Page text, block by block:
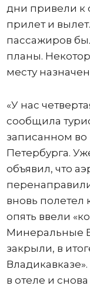
дни привели к
прилет и
пассажиров
планы.
месту
«У нас
сообщила
записанном во
Петербурга.
объявил, что
вновь
опять ввели
Минеральные
закрыли, в
в отеле и